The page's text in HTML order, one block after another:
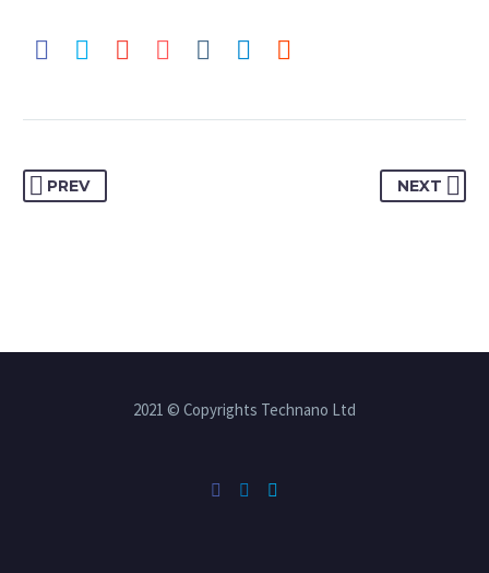
PREV NEXT
2021 © Copyrights Technano Ltd